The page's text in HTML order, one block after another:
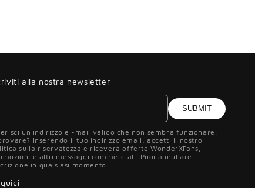
alla nostra newsletter
SUBMIT
un indirizzo e -mail valido che non sembra funzionare.
Inserendo il tuo indirizzo email, accetti il ​​nostro
sulla riservatezza e riceverà offerte WonderXFans,
e altri messaggi commerciali. Puoi annullare
in qualsiasi momento.